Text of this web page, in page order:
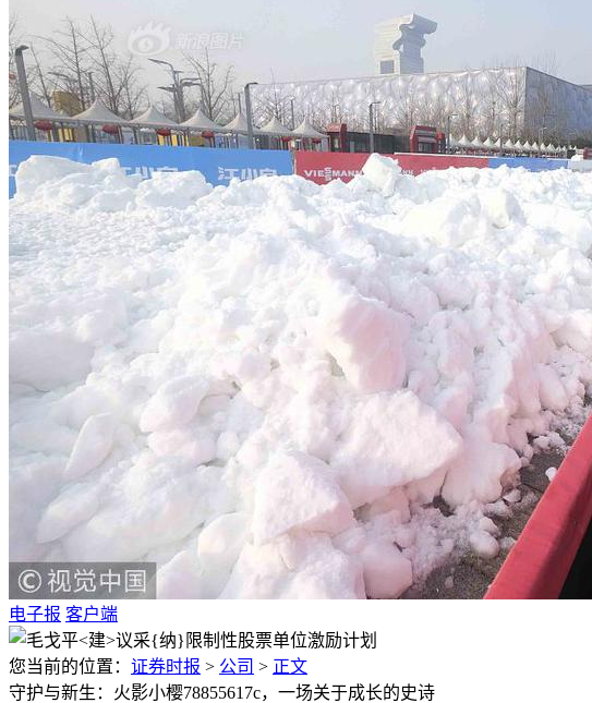
电子报 客户端
您当前的位置： 证券时报 > 公司 > 正文
守护与新生：火影小樱78855617c，一场关于成长的史诗